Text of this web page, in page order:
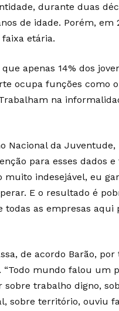
durante duas
de idade. Porém,
etária.
apenas 14% dos
ocupa funções como
na
Nacional da
para esses dados
muito indesejável, eu
E o resultado é
todas as empresas aqui
de acordo Barão,
“Todo mundo falou um
trabalho digno,
sobre território, ouviu